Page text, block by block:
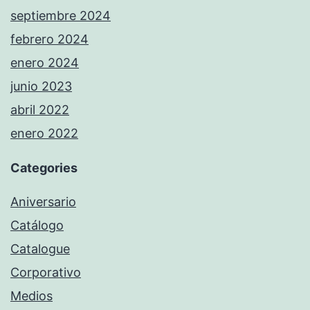
septiembre 2024
febrero 2024
enero 2024
junio 2023
abril 2022
enero 2022
Categories
Aniversario
Catálogo
Catalogue
Corporativo
Medios